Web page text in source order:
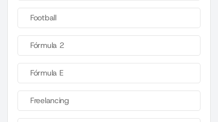
Football
Fórmula 2
Fórmula E
Freelancing